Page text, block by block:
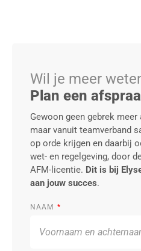
Wil je meer
Plan een
Gewoon geen gebrek
maar vanuit teamverband
op orde krijgen en daarbij
wet- en regelgeving, door
AFM-licentie. Dit is bij
aan jouw succes.
NAAM